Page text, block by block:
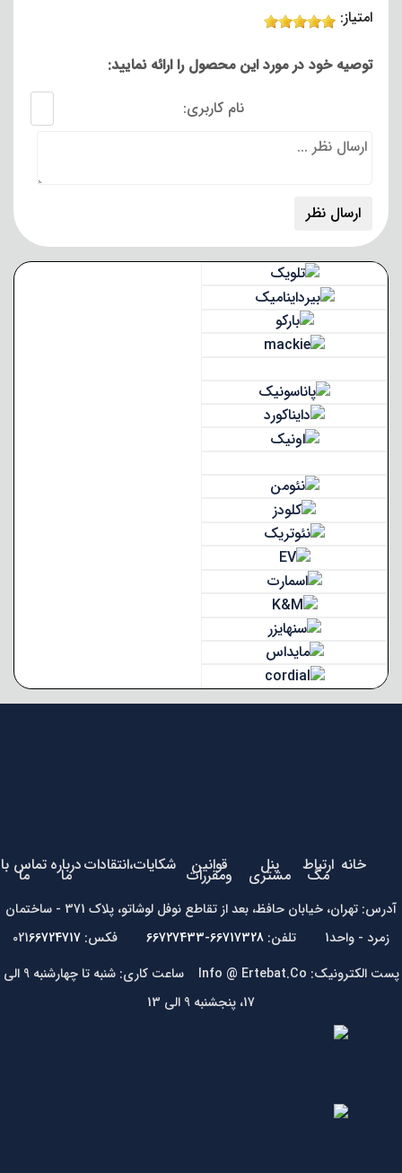
امتیاز:
توصیه خود در مورد این محصول را ارائه نمایید:
نام کاربری:
خانه ارتباط
مگ پنل
مشتری قوانین
ومقررات شکایات،انتقاداتدرباره
ما تماس با
ما
آدرس: تهران، خیابان حافظ، بعد از تقاطع نوفل لوشاتو، پلاک 371 - ساختمان
زمرد - واحد1 تلفن:
66717328-66727433 فکس: 021 66724717
پست الکترونیک: Info @ Ertebat.Co ساعت کاری: شنبه تا چهارشنبه 9 الی
17، پنجشنبه 9 الی 13